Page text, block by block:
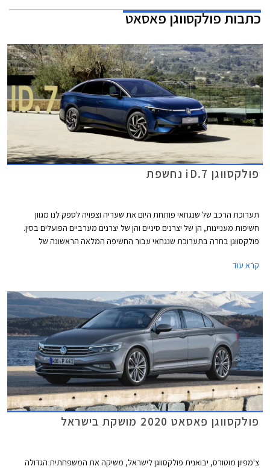
כתבותפולקסווגן פאסאט
פולקסווגן iD.7 נחשפת
תערוכת הרכב של שנגחאי פותחת היום את שעריה וצפויה לספק לנו מגוון
חשיפות מעניינות, הן של יצרנים סיניים והן של יצרנים מערביים הפועלים בסין.
פולקסווגן בחרה בתערוכת שנגחאי עבור החשיפה המלאה הראשונה של
נהנתה שנים ארוכות מהיעדר תחרות אבל בתקופה האחרונה הצטרפו גם יונדאי
באירופה בימים אלה ומכוניות סיניות אחרות.
קרא עוד
פולקסווגן פאסאט 2020 מושקת בישראל
צ'מפיון מוטורס, יבואנית פולקסווגן לישראל, משיקה את המשפחתית הגדולה